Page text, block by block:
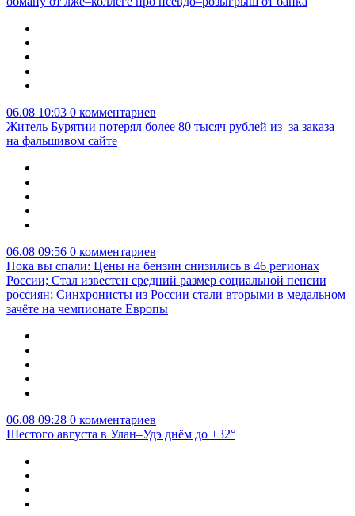
06.08 10:03 0 комментариев
Житель Бурятии потерял более 80 тысяч рублей из–за заказа
на фальшивом сайте
06.08 09:56 0 комментариев
Пока вы спали: Цены на бензин снизились в 46 регионах
России; Стал известен средний размер социальной пенсии
россиян; Синхронисты из России стали вторыми в медальном
зачёте на чемпионате Европы
06.08 09:28 0 комментариев
Шестого августа в Улан–Удэ днём до +32°